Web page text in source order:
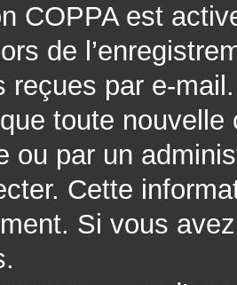
COPPA est
de
reçues par e-
toute
ou par un
Cette
Si vous